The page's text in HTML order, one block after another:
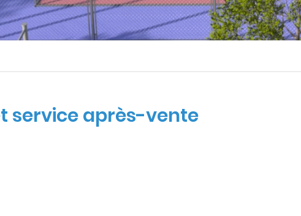
service après-vente